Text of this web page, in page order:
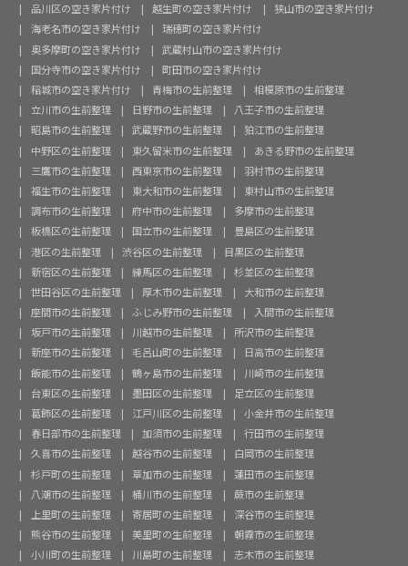
品川区の空き家片付け
越生町の空き家片付け
狭山市の空き家片付け
海老名市の空き家片付け
瑞穂町の空き家片付け
奥多摩町の空き家片付け
武蔵村山市の空き家片付け
国分寺市の空き家片付け
町田市の空き家片付け
稲城市の空き家片付け
青梅市の生前整理
相模原市の生前整理
立川市の生前整理
日野市の生前整理
八王子市の生前整理
昭島市の生前整理
武蔵野市の生前整理
狛江市の生前整理
中野区の生前整理
東久留米市の生前整理
あきる野市の生前整理
三鷹市の生前整理
西東京市の生前整理
羽村市の生前整理
福生市の生前整理
東大和市の生前整理
東村山市の生前整理
調布市の生前整理
府中市の生前整理
多摩市の生前整理
板橋区の生前整理
国立市の生前整理
豊島区の生前整理
港区の生前整理
渋谷区の生前整理
目黒区の生前整理
新宿区の生前整理
練馬区の生前整理
杉並区の生前整理
世田谷区の生前整理
厚木市の生前整理
大和市の生前整理
座間市の生前整理
ふじみ野市の生前整理
入間市の生前整理
坂戸市の生前整理
川越市の生前整理
所沢市の生前整理
新座市の生前整理
毛呂山町の生前整理
日高市の生前整理
飯能市の生前整理
鶴ヶ島市の生前整理
川崎市の生前整理
台東区の生前整理
墨田区の生前整理
足立区の生前整理
葛飾区の生前整理
江戸川区の生前整理
小金井市の生前整理
春日部市の生前整理
加須市の生前整理
行田市の生前整理
久喜市の生前整理
越谷市の生前整理
白岡市の生前整理
杉戸町の生前整理
草加市の生前整理
蓮田市の生前整理
八潮市の生前整理
桶川市の生前整理
蕨市の生前整理
上里町の生前整理
寄居町の生前整理
深谷市の生前整理
熊谷市の生前整理
美里町の生前整理
朝霧市の生前整理
小川町の生前整理
川島町の生前整理
志木市の生前整理